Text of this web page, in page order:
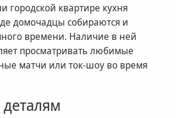
городской квартире кухня
домочадцы собираются и
времени. Наличие в ней
просматривать любимые
матчи или ток-шоу во время